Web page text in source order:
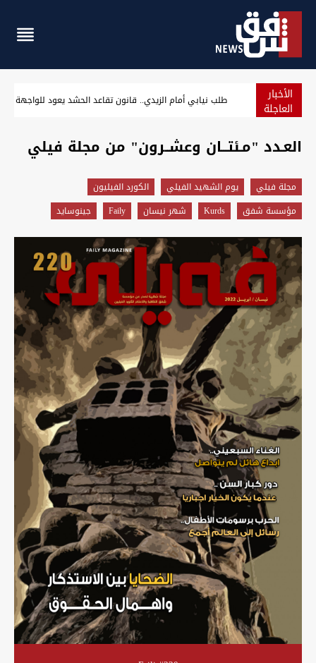
الأخبار
العاجلة العراق الـ12 عربياً والـ94 عالمياً في مؤشر الدبلوماسية والشراكة الدولية
العـدد "مـئتـــان وعشــرون" من مجلة فيلي
مجلة فيلي يوم الشهيد الفيلي
الكورد الفيليون
مؤسسة شفق
Kurds شهر نيسان Faily جينوسايد